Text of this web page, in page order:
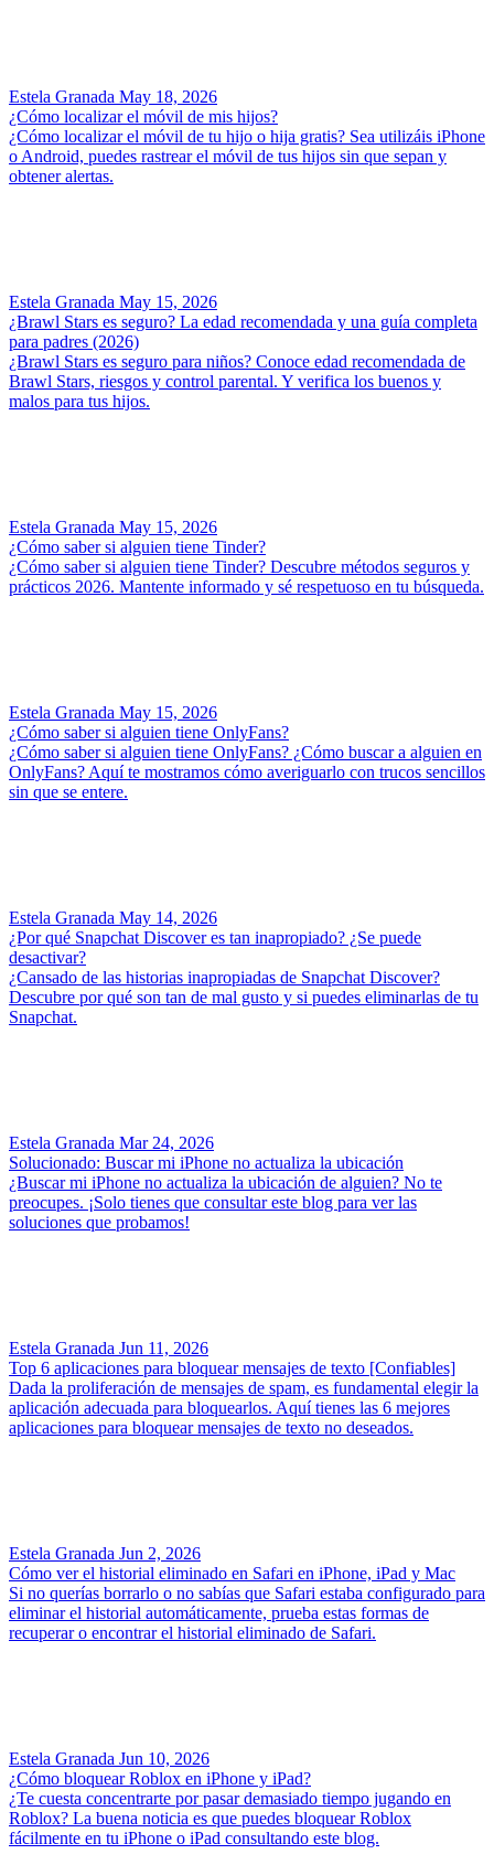
Estela Granada May 18, 2026
¿Cómo localizar el móvil de mis hijos?
¿Cómo localizar el móvil de tu hijo o hija gratis? Sea utilizáis iPhone
o Android, puedes rastrear el móvil de tus hijos sin que sepan y
obtener alertas.
Estela Granada May 15, 2026
¿Brawl Stars es seguro? La edad recomendada y una guía completa
para padres (2026)
¿Brawl Stars es seguro para niños? Conoce edad recomendada de
Brawl Stars, riesgos y control parental. Y verifica los buenos y
malos para tus hijos.
Estela Granada May 15, 2026
¿Cómo saber si alguien tiene Tinder?
¿Cómo saber si alguien tiene Tinder? Descubre métodos seguros y
prácticos 2026. Mantente informado y sé respetuoso en tu búsqueda.
Estela Granada May 15, 2026
¿Cómo saber si alguien tiene OnlyFans?
¿Cómo saber si alguien tiene OnlyFans? ¿Cómo buscar a alguien en
OnlyFans? Aquí te mostramos cómo averiguarlo con trucos sencillos
sin que se entere.
Estela Granada May 14, 2026
¿Por qué Snapchat Discover es tan inapropiado? ¿Se puede
desactivar?
¿Cansado de las historias inapropiadas de Snapchat Discover?
Descubre por qué son tan de mal gusto y si puedes eliminarlas de tu
Snapchat.
Estela Granada Mar 24, 2026
Solucionado: Buscar mi iPhone no actualiza la ubicación
¿Buscar mi iPhone no actualiza la ubicación de alguien? No te
preocupes. ¡Solo tienes que consultar este blog para ver las
soluciones que probamos!
Estela Granada Jun 11, 2026
Top 6 aplicaciones para bloquear mensajes de texto [Confiables]
Dada la proliferación de mensajes de spam, es fundamental elegir la
aplicación adecuada para bloquearlos. Aquí tienes las 6 mejores
aplicaciones para bloquear mensajes de texto no deseados.
Estela Granada Jun 2, 2026
Cómo ver el historial eliminado en Safari en iPhone, iPad y Mac
Si no querías borrarlo o no sabías que Safari estaba configurado para
eliminar el historial automáticamente, prueba estas formas de
recuperar o encontrar el historial eliminado de Safari.
Estela Granada Jun 10, 2026
¿Cómo bloquear Roblox en iPhone y iPad?
¿Te cuesta concentrarte por pasar demasiado tiempo jugando en
Roblox? La buena noticia es que puedes bloquear Roblox
fácilmente en tu iPhone o iPad consultando este blog.